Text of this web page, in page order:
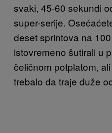
svaki, 45-60 sekundi
super-serije.
deset sprintova na
istovremeno šutirali u
čeličnom potplatom,
trebalo da traje duže